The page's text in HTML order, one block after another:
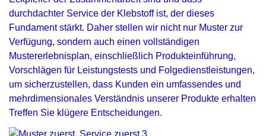
durchdachter Service der Klebstoff ist, der dieses
Fundament stärkt. Daher stellen wir nicht nur Muster zur
Verfügung, sondern auch einen vollständigen
Mustererlebnisplan, einschließlich Produkteinführung,
Vorschlägen für Leistungstests und Folgedienstleistungen,
um sicherzustellen, dass Kunden ein umfassendes und
mehrdimensionales Verständnis unserer Produkte erhalten
Treffen Sie klügere Entscheidungen.